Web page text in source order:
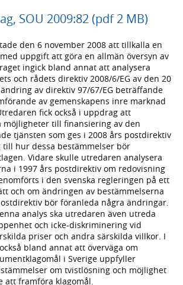
SOU 2009:82 (pdf 2 MB)
den 6 november 2008 att tillkalla en
uppgift att göra en allmän översyn av
ingick bland annat att analysera
och rådets direktiv 2008/6/EG av den 20
av direktiv 97/67/EG beträffande
av gemenskapens inre marknad
fick också i uppdrag att
möjligheter till finansiering av den
tjänsten som ges i 2008 års postdirektiv
till hur dessa bestämmelser bör
Vidare skulle utredaren analysera
i 1997 års postdirektiv om redovisning
i den svenska regleringen på ett
och om ändringen av bestämmelserna
bör föranleda några ändringar.
analys ska utredaren även utreda
och icke-diskriminering vid
priser och andra särskilda villkor. I
bland annat att överväga om
i Sverige uppfyller
om tvistlösning och möjlighet
att framföra klagomål.